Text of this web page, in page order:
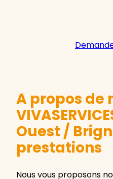
A propos de
Ouest /
prestations
Nous vous proposons